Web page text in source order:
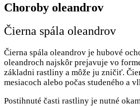
Choroby oleandrov
Čierna spála oleandrov
Čierna spála oleandrov je hubové
oleandroch najskôr prejavuje vo
základni rastliny a môže ju zničiť.
mesiacoch alebo počas studeného a
Postihnuté časti rastliny je nutné